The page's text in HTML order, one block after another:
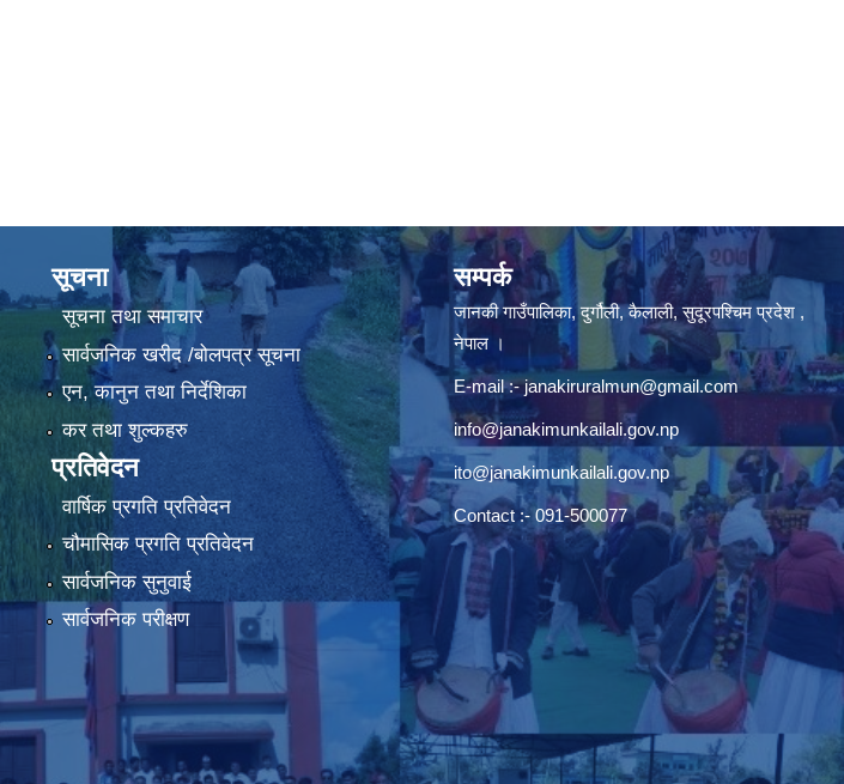
सूचना
सूचना तथा समाचार
सार्वजनिक खरीद /बोलपत्र सूचना
एन, कानुन तथा निर्देशिका
कर तथा शुल्कहरु
प्रतिवेदन
वार्षिक प्रगति प्रतिवेदन
चौमासिक प्रगति प्रतिवेदन
सार्वजनिक सुनुवाई
सार्वजनिक परीक्षण
सम्पर्क
जानकी गाउँपालिका, दुर्गौली, कैलाली, सुदूरपश्चिम प्रदेश ,
नेपाल ।
E-mail :-janakiruralmun@gmail.com
info@janakimunkailali.gov.np
ito@janakimunkailali.gov.np
Contact :- 091-500077